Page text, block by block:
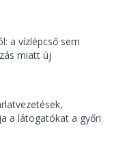
a vízlépcső sem
miatt új
a látogatókat a győri